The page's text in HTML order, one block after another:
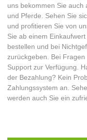
uns bekommen Sie auch
und Pferde. Sehen Sie
und profitieren Sie von
Sie ab einem
bestellen und bei
zurückgeben. Bei
Support zur Verfügung.
der Bezahlung? Kein
Zahlungssystem an.
werden auch Sie ein